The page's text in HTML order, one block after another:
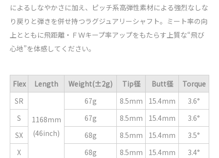
によるしなやかさに加え、ピッチ系高弾性素材による強烈なしな
り戻りと弾きを併せ持つラグジュアリーシャフト。ミート率の向
上とともに飛距離・ＦＷキープ率アップをもたらす上質な“飛び
心地”を体感してください。
Flex Length Weight(±2g) Tip径 Butt径
Torque
SR
1168mm
(46inch)
67g 8.5mm 15.4mm
3.6°
S
67g 8.5mm 15.4mm
3.6°
SX
68g 8.5mm 15.4mm
3.5°
X
68g 8.5mm 15.4mm 3.4°